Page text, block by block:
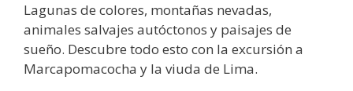
Lagunas de colores, montañas nevadas,
animales salvajes autóctonos y paisajes de
sueño. Descubre todo esto con la excursión a
Marcapomacocha y la viuda de Lima.